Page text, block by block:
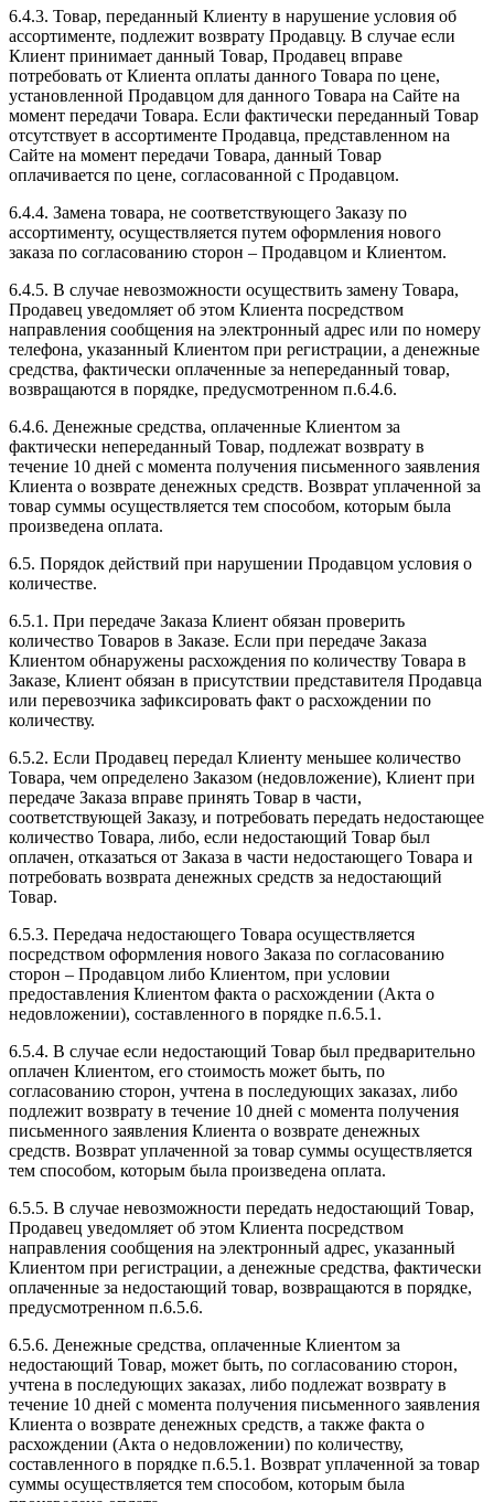
6.4.3. Товар, переданный Клиенту в нарушение условия об
ассортименте, подлежит возврату Продавцу. В случае если
Клиент принимает данный Товар, Продавец вправе
потребовать от Клиента оплаты данного Товара по цене,
установленной Продавцом для данного Товара на Сайте на
момент передачи Товара. Если фактически переданный Товар
отсутствует в ассортименте Продавца, представленном на
Сайте на момент передачи Товара, данный Товар
оплачивается по цене, согласованной с Продавцом.
6.4.4. Замена товара, не соответствующего Заказу по
ассортименту, осуществляется путем оформления нового
заказа по согласованию сторон – Продавцом и Клиентом.
6.4.5. В случае невозможности осуществить замену Товара,
Продавец уведомляет об этом Клиента посредством
направления сообщения на электронный адрес или по номеру
телефона, указанный Клиентом при регистрации, а денежные
средства, фактически оплаченные за непереданный товар,
возвращаются в порядке, предусмотренном п.6.4.6.
6.4.6. Денежные средства, оплаченные Клиентом за
фактически непереданный Товар, подлежат возврату в
течение 10 дней с момента получения письменного заявления
Клиента о возврате денежных средств. Возврат уплаченной за
товар суммы осуществляется тем способом, которым была
произведена оплата.
6.5. Порядок действий при нарушении Продавцом условия о
количестве.
6.5.1. При передаче Заказа Клиент обязан проверить
количество Товаров в Заказе. Если при передаче Заказа
Клиентом обнаружены расхождения по количеству Товара в
Заказе, Клиент обязан в присутствии представителя Продавца
или перевозчика зафиксировать факт о расхождении по
количеству.
6.5.2. Если Продавец передал Клиенту меньшее количество
Товара, чем определено Заказом (недовложение), Клиент при
передаче Заказа вправе принять Товар в части,
соответствующей Заказу, и потребовать передать недостающее
количество Товара, либо, если недостающий Товар был
оплачен, отказаться от Заказа в части недостающего Товара и
потребовать возврата денежных средств за недостающий
Товар.
6.5.3. Передача недостающего Товара осуществляется
посредством оформления нового Заказа по согласованию
сторон – Продавцом либо Клиентом, при условии
предоставления Клиентом факта о расхождении (Акта о
недовложении), составленного в порядке п.6.5.1.
6.5.4. В случае если недостающий Товар был предварительно
оплачен Клиентом, его стоимость может быть, по
согласованию сторон, учтена в последующих заказах, либо
подлежит возврату в течение 10 дней с момента получения
письменного заявления Клиента о возврате денежных
средств. Возврат уплаченной за товар суммы осуществляется
тем способом, которым была произведена оплата.
6.5.5. В случае невозможности передать недостающий Товар,
Продавец уведомляет об этом Клиента посредством
направления сообщения на электронный адрес, указанный
Клиентом при регистрации, а денежные средства, фактически
оплаченные за недостающий товар, возвращаются в порядке,
предусмотренном п.6.5.6.
6.5.6. Денежные средства, оплаченные Клиентом за
недостающий Товар, может быть, по согласованию сторон,
учтена в последующих заказах, либо подлежат возврату в
течение 10 дней с момента получения письменного заявления
Клиента о возврате денежных средств, а также факта о
расхождении (Акта о недовложении) по количеству,
составленного в порядке п.6.5.1. Возврат уплаченной за товар
суммы осуществляется тем способом, которым была